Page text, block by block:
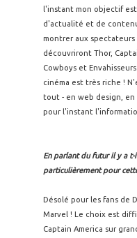
l'instant mon objectif
d'actualité et de
montrer aux
découvriront Thor,
Cowboys et
cinéma est très riche !
tout - en web design, en
pour l'instant
En parlant du futur il y a
particulièrement pour
Désolé pour les fans de
Marvel ! Le choix est
Captain America sur